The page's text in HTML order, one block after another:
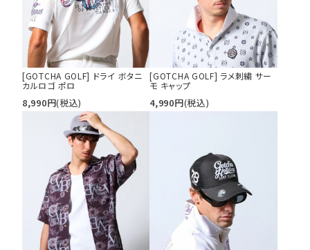
価格から探す
円 ～ 円
並び順
カテゴリ
サイズ
S
L
XL
XXXL
29inc
32inc
[GOTCHA GOLF] ドライ ボタニ
カルロゴ ポロ
8,990円(税込)
[GOTCHA GOLF] ラメ刺繍 サー
モ キャップ
4,990円(税込)